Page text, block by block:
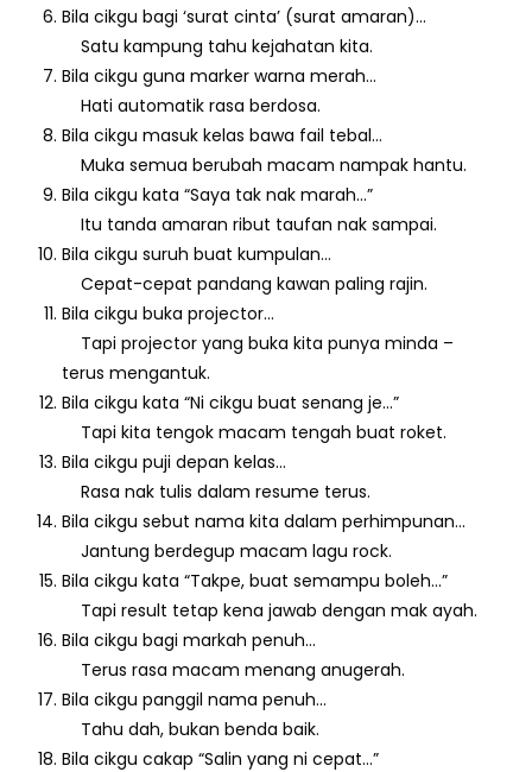
Bila cikgu bagi ‘surat cinta’ (surat amaran)…
Satu kampung tahu kejahatan kita.
Bila cikgu guna marker warna merah…
Hati automatik rasa berdosa.
Bila cikgu masuk kelas bawa fail tebal…
Muka semua berubah macam nampak hantu.
Bila cikgu kata “Saya tak nak marah…”
Itu tanda amaran ribut taufan nak sampai.
Bila cikgu suruh buat kumpulan…
Cepat-cepat pandang kawan paling rajin.
Bila cikgu buka projector…
Tapi projector yang buka kita punya minda –
terus mengantuk.
Bila cikgu kata “Ni cikgu buat senang je…”
Tapi kita tengok macam tengah buat roket.
Bila cikgu puji depan kelas…
Rasa nak tulis dalam resume terus.
Bila cikgu sebut nama kita dalam perhimpunan…
Jantung berdegup macam lagu rock.
Bila cikgu kata “Takpe, buat semampu boleh…”
Tapi result tetap kena jawab dengan mak ayah.
Bila cikgu bagi markah penuh…
Terus rasa macam menang anugerah.
Bila cikgu panggil nama penuh…
Tahu dah, bukan benda baik.
Bila cikgu cakap “Salin yang ni cepat…”